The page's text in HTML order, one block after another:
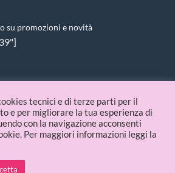
su promozioni e novità
| P.IVA 09336481214
tecnici e di terze parti per il
e per migliorare la tua esperienza di
con la navigazione acconsenti
Per maggiori informazioni leggi la